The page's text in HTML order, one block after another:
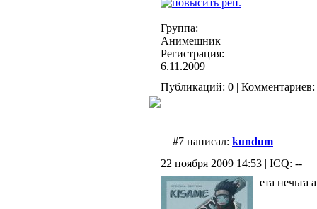
Группа:
Анимешник
Регистрация:
6.11.2009
Публикаций: 0 | Комментариев:
#7 написал: kundum
22 ноября 2009 14:53 | ICQ: --
ета нечьта